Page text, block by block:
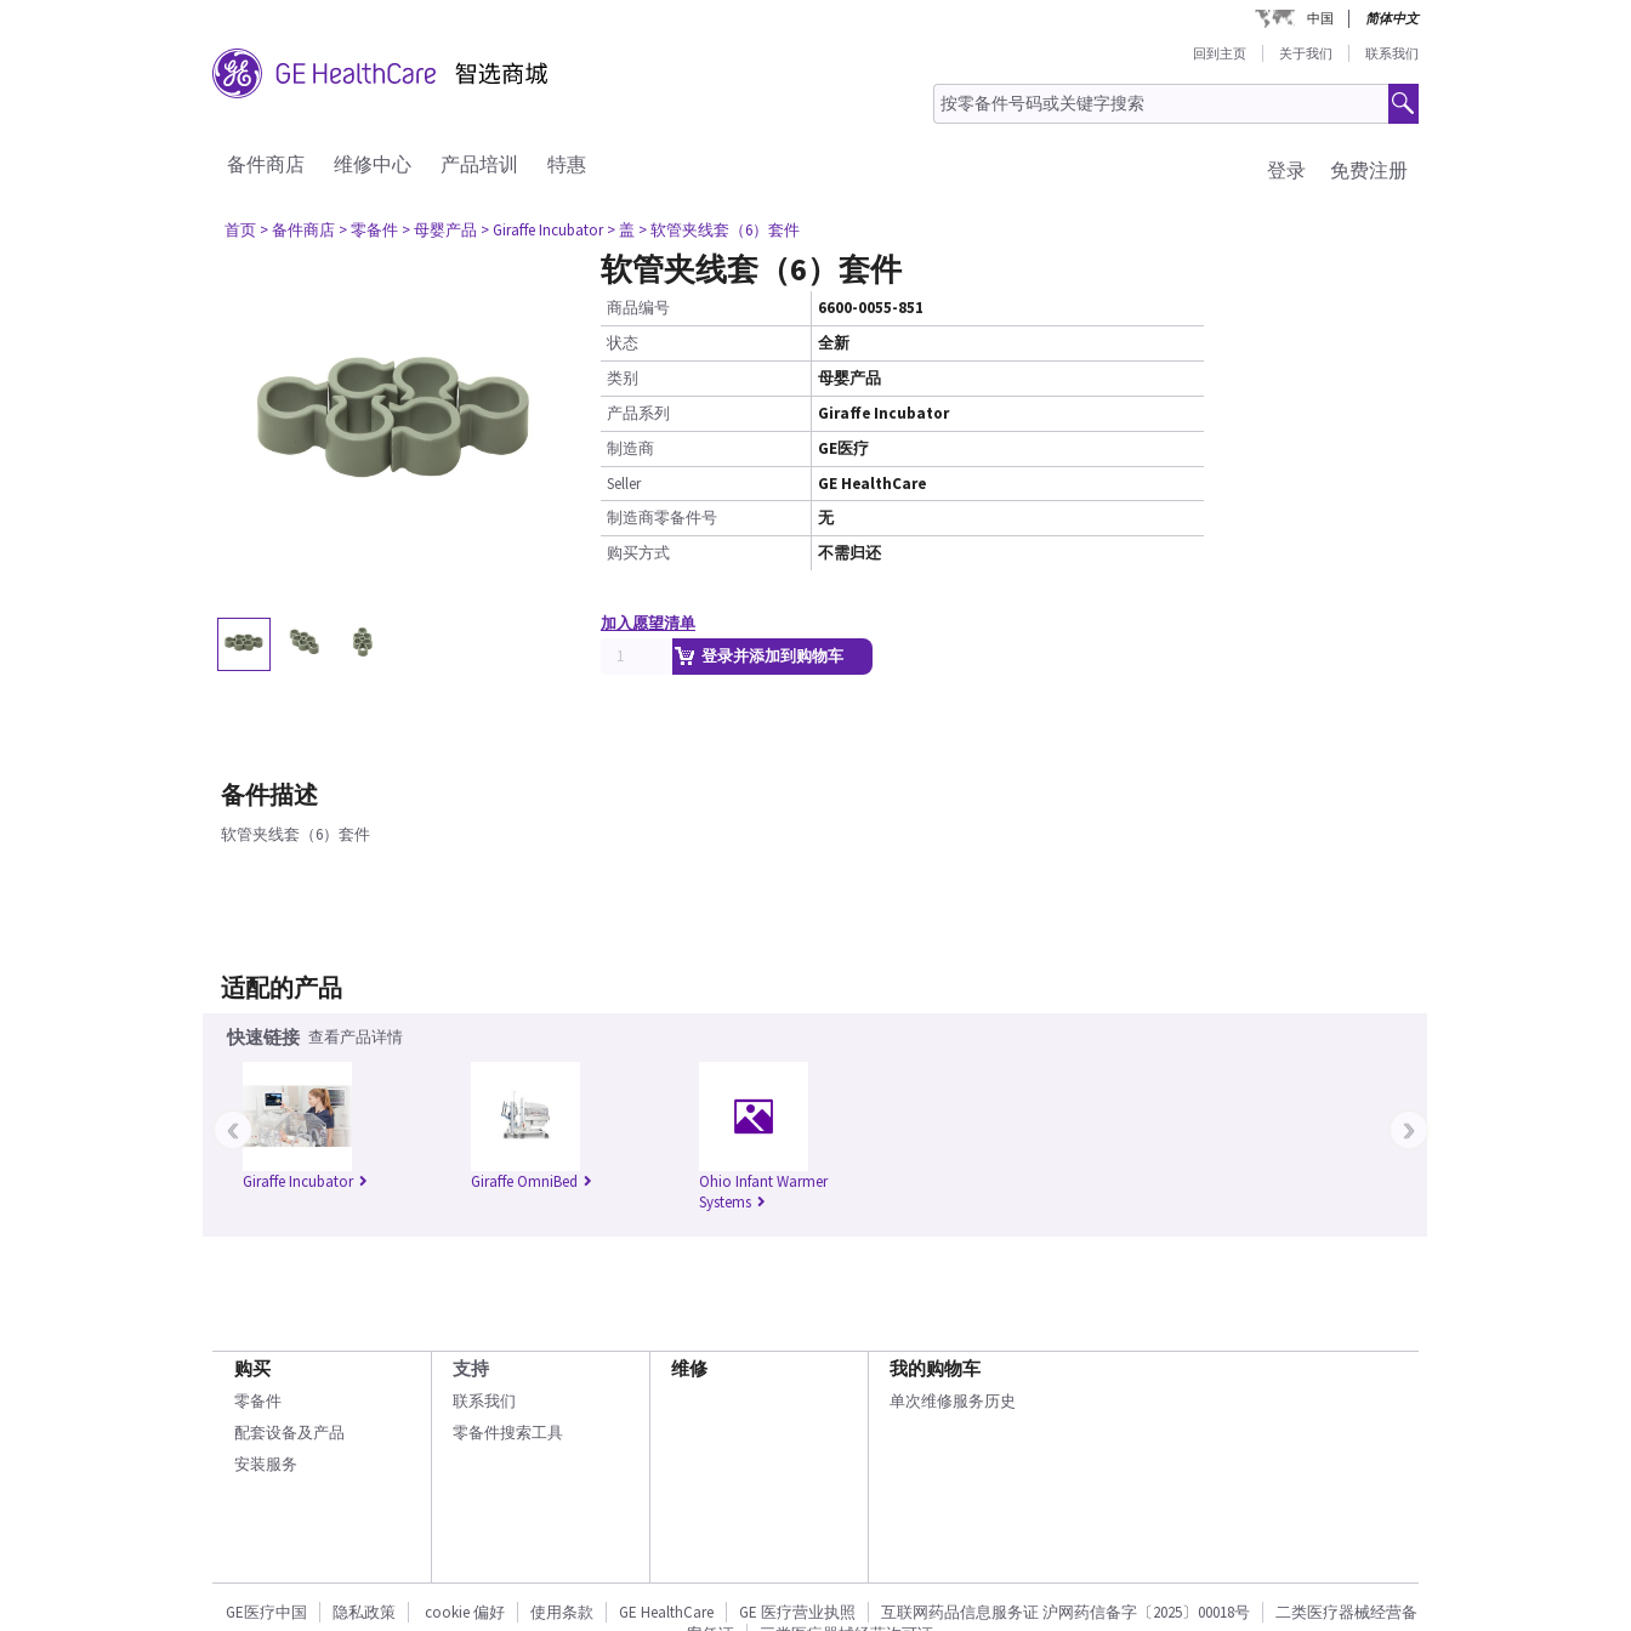
中国 简体中文
回到主页 关于我们 联系我们
备件商店 维修中心 产品培训 特惠 免费注册
登录
首页 > 备件商店 > 零备件 > 母婴产品 > Giraffe Incubator > 盖 > 软管夹线套（6）套件
软管夹线套（6）套件
商品编号
6600-0055-851
状态
全新
类别
母婴产品
产品系列
Giraffe Incubator
制造商
GE医疗
Seller
GE HealthCare
制造商零备件号
无
购买方式
不需归还
加入愿望清单
登录并添加到购物车
备件描述
软管夹线套（6）套件
适配的产品
快速链接 查看产品详情
Giraffe Incubator Giraffe OmniBed
Ohio Infant Warmer
Systems
‹ ›
购买
零备件
配套设备及产品
安装服务
支持
联系我们
零备件搜索工具
维修 我的购物车
单次维修服务历史
GE医疗中国 隐私政策 cookie 偏好 使用条款 GE HealthCare GE 医疗营业执照 互联网药品信息服务证 沪网药信备字〔2025〕00018号
二类医疗器械经营备